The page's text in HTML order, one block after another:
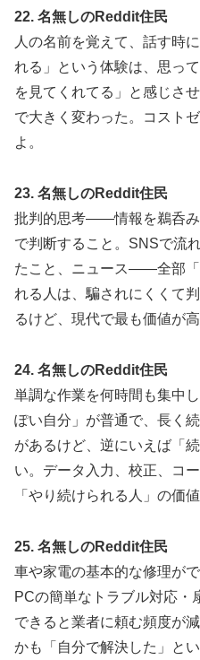
22. 名無しのReddit住民
人の名前を覚えて、話す時
れる」という体験は、思っ
を見てくれてる」と感じさ
で大きく変わった。コスト
よ。
23. 名無しのReddit住民
批判的思考——情報を鵜呑み
で判断すること。SNSで流
たこと、ニュース——全部「
れる人は、騙されにくくて
るけど、現代で最も価値が
24. 名無しのReddit住民
単調な作業を何時間も集中
ぽい自分」が普通で、長く
があるけど、逆にいえば「
い。データ入力、校正、コ
「やり続けられる人」の価値
25. 名無しのReddit住民
車や家電の基本的な修理が
PCの簡単なトラブル対応
できると業者に頼む頻度が
かも「自分で解決した」と